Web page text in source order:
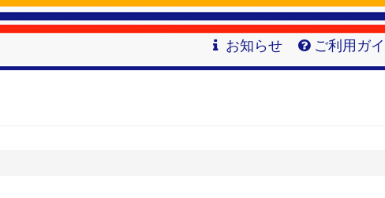
お知らせ ご利用ガ